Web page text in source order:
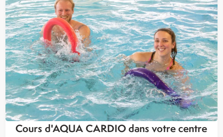
Cours d'AQUA CARDIO dans votre centre